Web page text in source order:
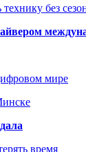
без
мире
время